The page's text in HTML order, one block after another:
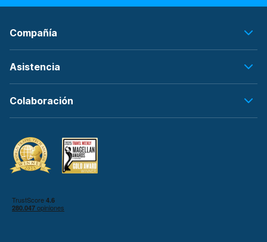
Compañía
Asistencia
Colaboración